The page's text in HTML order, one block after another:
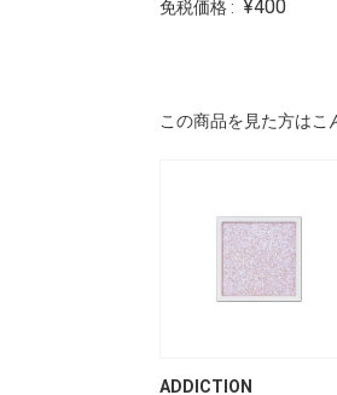
免税価格 : ¥400
この商品を見た方はこ
ADDICTION